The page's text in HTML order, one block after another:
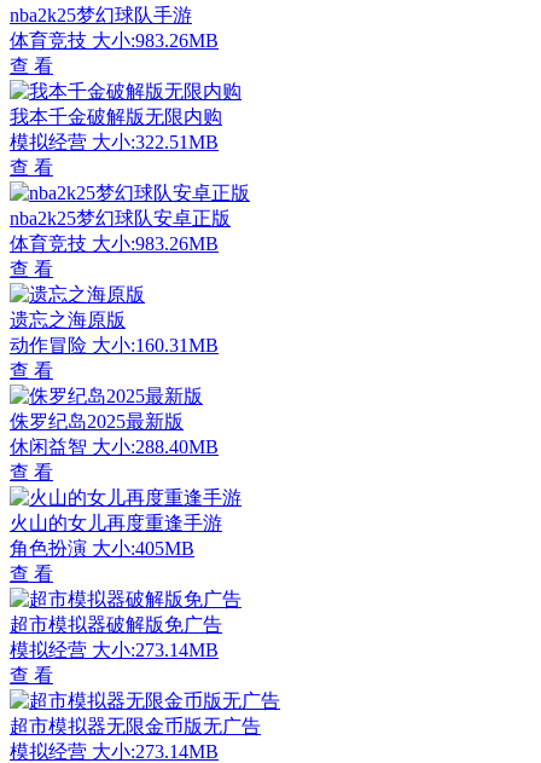
nba2k25梦幻球队手游
体育竞技 大小:983.26MB
查 看
我本千金破解版无限内购
模拟经营 大小:322.51MB
查 看
nba2k25梦幻球队安卓正版
体育竞技 大小:983.26MB
查 看
遗忘之海原版
动作冒险 大小:160.31MB
查 看
侏罗纪岛2025最新版
休闲益智 大小:288.40MB
查 看
火山的女儿再度重逢手游
角色扮演 大小:405MB
查 看
超市模拟器破解版免广告
模拟经营 大小:273.14MB
查 看
超市模拟器无限金币版无广告
模拟经营 大小:273.14MB